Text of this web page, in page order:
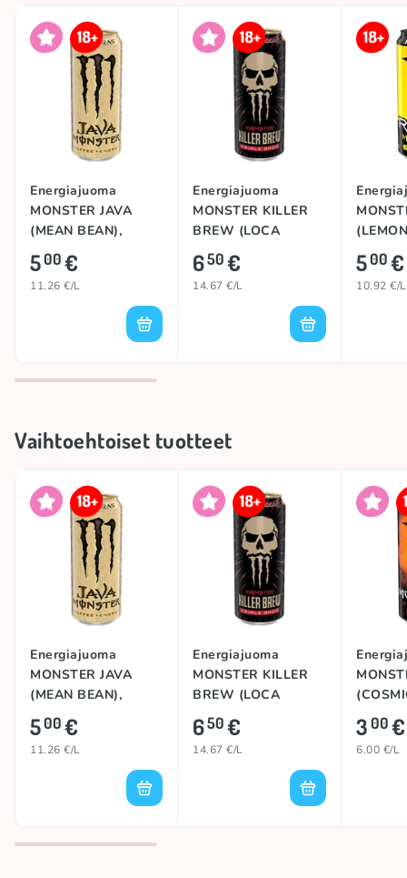
Energiajuoma
MONSTER JAVA
(MEAN BEAN),
444ml
500€
11.26 €/L
Energiajuoma
MONSTER KILLER
BREW (LOCA
MOCA), 443ml
650€
14.67 €/L
458ml
500€
10.92 €/L
Vaihtoehtoiset tuotteet
Energiajuoma
MONSTER JAVA
(MEAN BEAN),
444ml
500€
11.26 €/L
Energiajuoma
MONSTER KILLER
BREW (LOCA
MOCA), 443ml
650€
14.67 €/L
500ml
300€
6.00 €/L